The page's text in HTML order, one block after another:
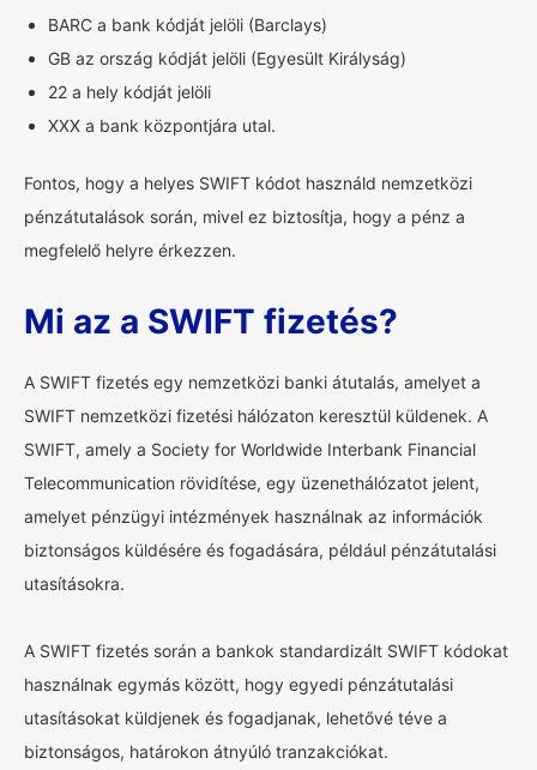
BARC a bank kódját jelöli (Barclays)
GB az ország kódját jelöli (Egyesült Királyság)
22 a hely kódját jelöli
XXX a bank központjára utal.
Fontos, hogy a helyes SWIFT kódot használd nemzetközi
pénzátutalások során, mivel ez biztosítja, hogy a pénz a
megfelelő helyre érkezzen.
Mi az a SWIFT fizetés?
A SWIFT fizetés egy nemzetközi banki átutalás, amelyet a
SWIFT nemzetközi fizetési hálózaton keresztül küldenek. A
SWIFT, amely a Society for Worldwide Interbank Financial
Telecommunication rövidítése, egy üzenethálózatot jelent,
amelyet pénzügyi intézmények használnak az információk
biztonságos küldésére és fogadására, például pénzátutalási
utasításokra.
A SWIFT fizetés során a bankok standardizált SWIFT kódokat
használnak egymás között, hogy egyedi pénzátutalási
utasításokat küldjenek és fogadjanak, lehetővé téve a
biztonságos, határokon átnyúló tranzakciókat.